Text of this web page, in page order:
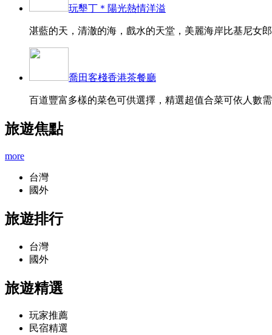
玩墾丁＊陽光熱情洋溢
湛藍的天，清澈的海，戲水的天堂，美麗海岸比基尼女
喬田客棧香港茶餐廳
百道豐富多樣的菜色可供選擇，精選超值合菜可依人數
旅遊焦點
more
台灣
國外
旅遊排行
台灣
國外
旅遊精選
玩家推薦
民宿精選